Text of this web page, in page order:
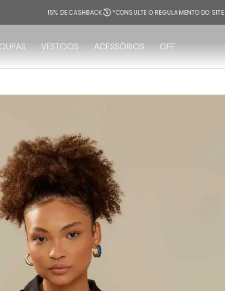
15% DE CASHBACK *CONSULTE O REGULAMENTO DO SITE
VESTIDOS ACESSÓRIOS OFF